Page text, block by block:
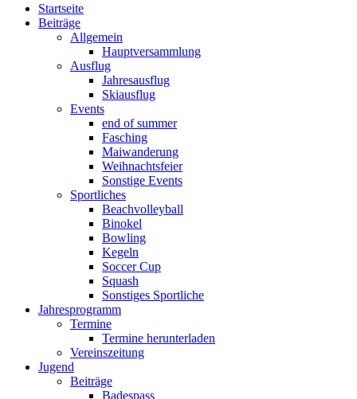
Startseite
Beiträge
Allgemein
Hauptversammlung
Ausflug
Jahresausflug
Skiausflug
Events
end of summer
Fasching
Maiwanderung
Weihnachtsfeier
Sonstige Events
Sportliches
Beachvolleyball
Binokel
Bowling
Kegeln
Soccer Cup
Squash
Sonstiges Sportliche
Jahresprogramm
Termine
Termine herunterladen
Vereinszeitung
Jugend
Beiträge
Badespass